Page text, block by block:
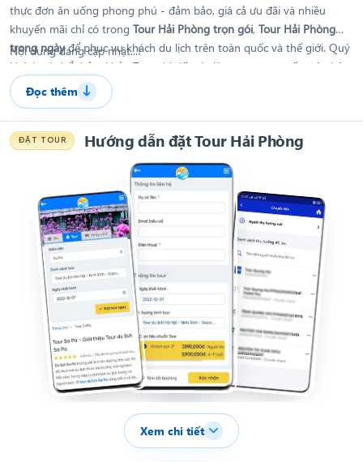
thực đơn ăn uống phong phú - đảm bảo, giá cả ưu đãi và nhiều
khuyến mãi chỉ có trong Tour Hải Phòng trọn gói, Tour Hải Phòng
trong ngàyđể phục vụ khách du lịch trên toàn quốc và thế giới. Quý
khách có thể thảm khảo Tour chi tiết và đặt tour trực tuyến trên hệ
thống của Hitour, hoặc nếu cần hỗ trợ hay còn bất kì thắc mắc nào
Quý khách có thể liên hệ hotline
viên tư vấn.
Nội dung đang cập nhật...!
Đọc thêm
ĐẶT TOUR Hướng dẫn đặt Tour Hải Phòng
Xem chi tiết